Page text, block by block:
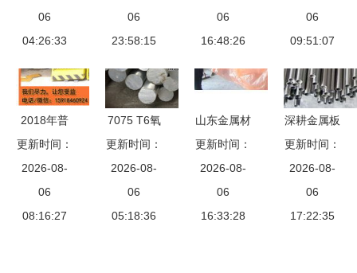
料 - 产品库
- 阿土伯交
易网
的斯米克
Ag72焊丝
渠道解析
06
04:26:33
簧钢与
65MN高强
价格、厂家
与图片指南
06
23:58:15
钴韧性高速
钢圆棒与板
06
16:48:26
大全——金
属材料批发
接
06
09:51:07
2018年普
通钢材制品
价格走势与
批发市场解
析（第2
更新时间：
2026-08-
06
08:16:27
7075 T6氧
化铝棒 高
品质金属材
料的实用指
南
更新时间：
2026-08-
06
05:18:36
山东金属材
料制品批发
全景 供应
源头与厂家
优势深解
更新时间：
2026-08-
06
16:33:28
深耕金属板
材市场，提
升经营管理
效益的影响
因素探析
更新时间：
2026-08-
06
17:22:35